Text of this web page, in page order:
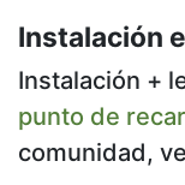
Instalación
Instalación +
punto de
comunidad,